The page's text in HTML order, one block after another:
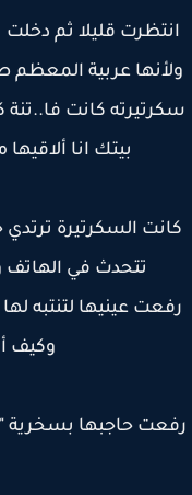
قليلا ثم دخلت
عربية المعظم
كانت فا..تنة
بيتك انا ألاقيها
السكرتيرة ترتدي
تتحدث في الهاتف
عينيها لتنتبه
وكيف
حاجبها بسخرية "